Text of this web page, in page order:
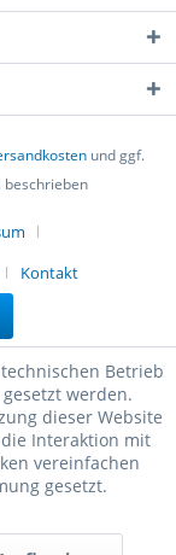
und ggf.
beschrieben
Kontakt
Betrieb
werden.
dieser Website
Interaktion mit
vereinfachen
gesetzt.